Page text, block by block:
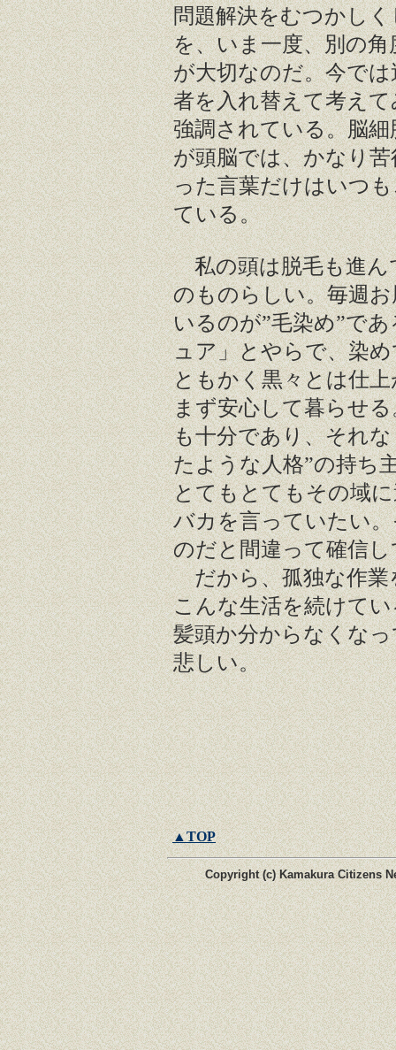
問題解決をむつかし
を、いま一度、別の
が大切なのだ。今で
者を入れ替えて考え
強調されている。脳
が頭脳では、かなり
った言葉だけはいつ
ている。
私の頭は脱毛も進ん
のものらしい。毎週
いるのが”毛染め”で
ュア」とやらで、染
ともかく黒々とは仕
まず安心して暮らせ
も十分であり、それ
たような人格”の持ち
とてもとてもその域
バカを言っていたい
のだと間違って確信
だから、孤独な作業
こんな生活を続けて
髪頭か分からなくな
悲しい。
▲TOP
Copyright (c) Kamakura Citizens